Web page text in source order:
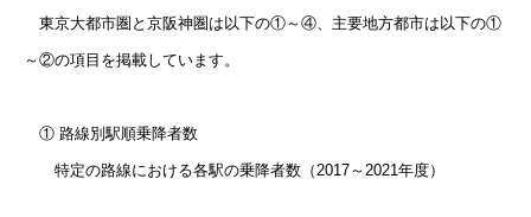
東京大都市圏と京阪神圏は以下の①～④、主要地方都市は以下の①
～②の項目を掲載しています。
① 路線別駅順乗降者数
特定の路線における各駅の乗降者数（2017～2021年度）